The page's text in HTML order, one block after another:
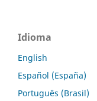
Idioma
English
Español (España)
Português (Brasil)